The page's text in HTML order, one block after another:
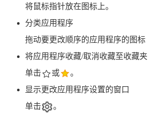
将鼠标指针放在图标上。
分类应用程序
拖动要更改顺序的应用程序的图标
将应用程序收藏/取消收藏至收藏夹
单击
或
。
显示更改应用程序设置的窗口
单击
。